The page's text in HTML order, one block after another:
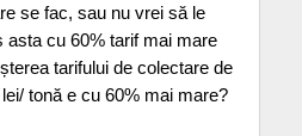
se fac, sau nu vrei să le
asta cu 60% tarif mai mare
tarifului de colectare de
tonă e cu 60% mai mare?